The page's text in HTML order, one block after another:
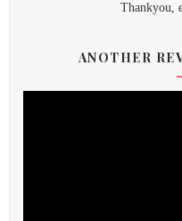
Thankyou,
ANOTHER